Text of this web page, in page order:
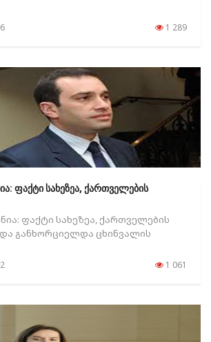
1 289
ფაქტი სახეზეა, ქართველების
ფაქტი სახეზეა, ქართველების
განხორციელდა ცხინვალის
1 061